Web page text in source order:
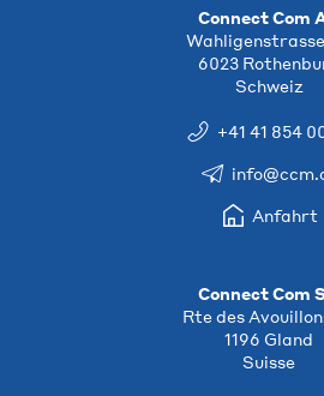
Connect Com
6023
Schweiz
+41 41 854
Anfahrt
Connect Com
Rte des
1196 Gland
Suisse